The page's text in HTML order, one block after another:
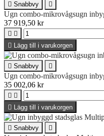
 Snabbvy 
Ugn combo-mikrovågsugn
37 919,50 kr
 
 Lägg till i varukorgen
 Snabbvy 
Ugn combo-mikrovågsugn
35 002,06 kr
 
 Lägg till i varukorgen
 Snabbvy 